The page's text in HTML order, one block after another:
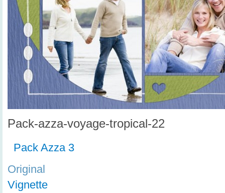
Pack-azza-voyage-tropical-22
Pack Azza 3
Original
Vignette